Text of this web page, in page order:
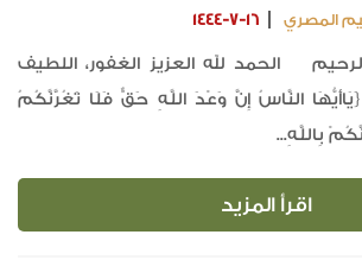
المصري 1444-7-16
الحمد لله العزيز الغفور، اللطيف
النَّاسُ إِنَّ وَعْدَ اللَّهِ حَقٌّ فَلَا تَغُرَّنَّكُمُ
بِاللَّهِ...
اقرأ المزيد